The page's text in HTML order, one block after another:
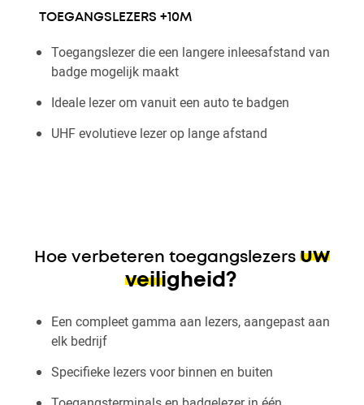
TOEGANGSLEZERS +10M
Toegangslezer die een langere inleesafstand van
badge mogelijk maakt
Ideale lezer om vanuit een auto te badgen
UHF evolutieve lezer op lange afstand
Hoe verbeteren toegangslezers uw
veiligheid?
Een compleet gamma aan lezers, aangepast aan
elk bedrijf
Specifieke lezers voor binnen en buiten